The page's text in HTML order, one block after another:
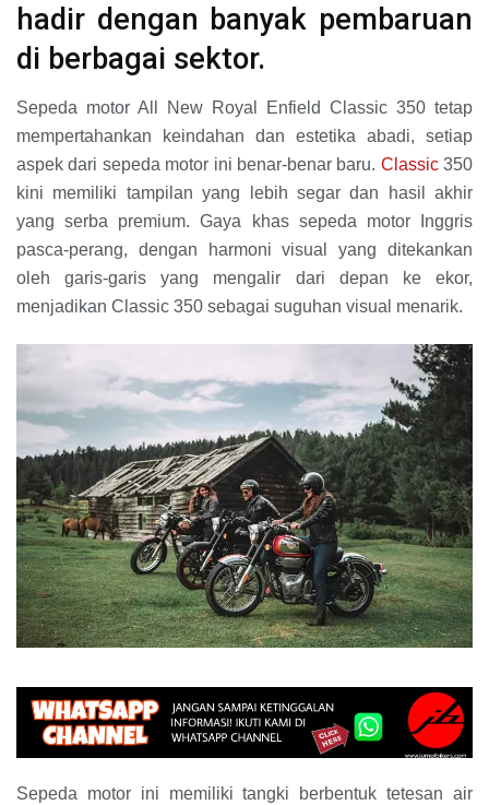
hadir dengan banyak pembaruan
di berbagai sektor.
Sepeda motor All New Royal Enfield Classic 350 tetap
mempertahankan keindahan dan estetika abadi, setiap
aspek dari sepeda motor ini benar-benar baru. Classic350
kini memiliki tampilan yang lebih segar dan hasil akhir
yang serba premium. Gaya khas sepeda motor Inggris
pasca-perang, dengan harmoni visual yang ditekankan
oleh garis-garis yang mengalir dari depan ke ekor,
menjadikan Classic 350 sebagai suguhan visual menarik.
Sepeda motor ini memiliki tangki berbentuk tetesan air